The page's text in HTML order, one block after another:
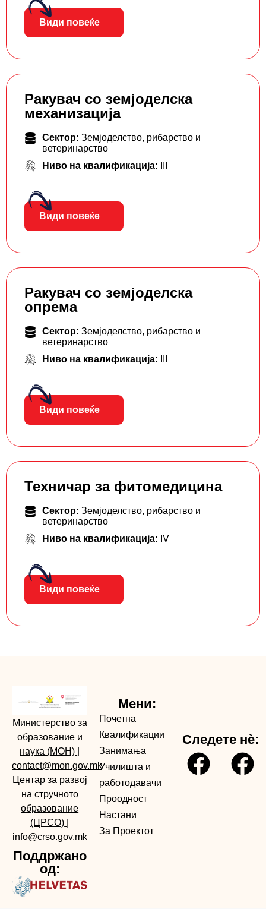
Види повеќе
Ракувач со земјоделска
механизација
Сектор: Земјоделство, рибарство и
ветеринарство
Ниво на квалификација:
Види повеќе
Ракувач со земјоделска
опрема
Сектор: Земјоделство, рибарство и
ветеринарство
Ниво на квалификација:
Види повеќе
Техничар за фитомедицина
Сектор: Земјоделство, рибарство и
ветеринарство
Ниво на квалификација: IV
Види повеќе
Министерство за
образование и
наука (МОН)
contact@mon.gov.mk
Центар за развој
на стручното
образование
(ЦРСО)
info@crso.gov.mk
Поддржано
од:
Мени:
Почетна
Квалификации
Занимања
Училишта и
работодавачи
Проодност
Настани
За Проектот
Следете нè: